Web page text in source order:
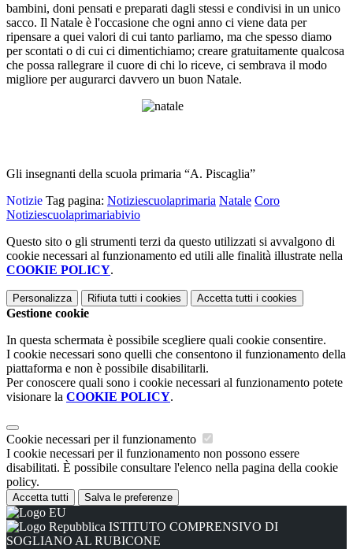
bambini, doni pensati e preparati dagli stessi e condivisi in un unico
sacco. Il Natale è l'occasione che ogni anno ci viene data per
ripensare a quei valori di cui tanto parliamo, ma che spesso diamo
per scontati o di cui ci dimentichiamo; creare gratuitamente qualcosa
che possa rallegrare il cuore di chi lo riceve, ci sembrava il modo
migliore per augurarci davvero un buon Natale.
Gli insegnanti della scuola primaria “A. Piscaglia”
Notizie Tag pagina: Notiziescuolaprimaria Natale Coro
Notiziescuolaprimariabivio
Questo sito o gli strumenti terzi da questo utilizzati si avvalgono di
cookie necessari al funzionamento ed utili alle finalità illustrate nella
COOKIE POLICY.
Personalizza Rifiuta tutti i cookies Accetta tutti i cookies
Gestione cookie
In questa schermata è possibile scegliere quali cookie consentire.
I cookie necessari sono quelli che consentono il funzionamento della
piattaforma e non è possibile disabilitarli.
Per conoscere quali sono i cookie necessari al funzionamento potete
visionare la COOKIE POLICY.
Cookie necessari per il funzionamento
I cookie necessari per il funzionamento non possono essere
disabilitati. È possibile consultare l'elenco nella pagina della cookie
policy.
Accetta tutti Salva le preferenze
ISTITUTO COMPRENSIVO DI
SOGLIANO AL RUBICONE